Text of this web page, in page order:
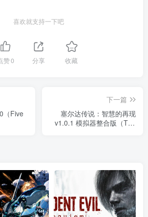
喜欢就支持一下吧
赞0 分享 收藏
（Five
下一篇
塞尔达传说：智慧的再现
v1.0.1 模拟器整合版（The